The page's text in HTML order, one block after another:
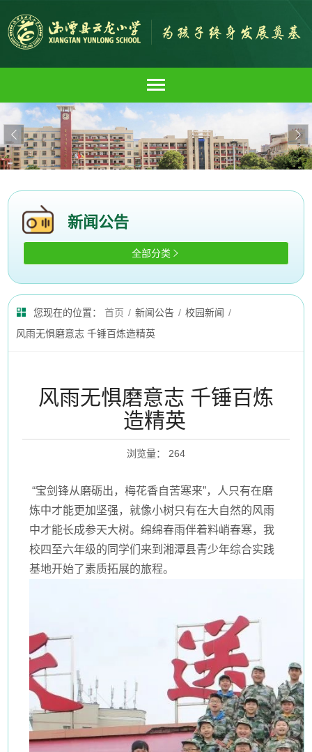
 
新闻公告
全部分类 
您现在的位置： 首页 / 新闻公告 / 校园新闻 /
风雨无惧磨意志 千锤百炼造精英
风雨无惧磨意志 千锤百炼
造精英
浏览量： 264
“宝剑锋从磨砺出，梅花香自苦寒来”，人只有在磨
炼中才能更加坚强，就像小树只有在大自然的风雨
中才能长成参天大树。绵绵春雨伴着料峭春寒，我
校四至六年级的同学们来到湘潭县青少年综合实践
基地开始了素质拓展的旅程。